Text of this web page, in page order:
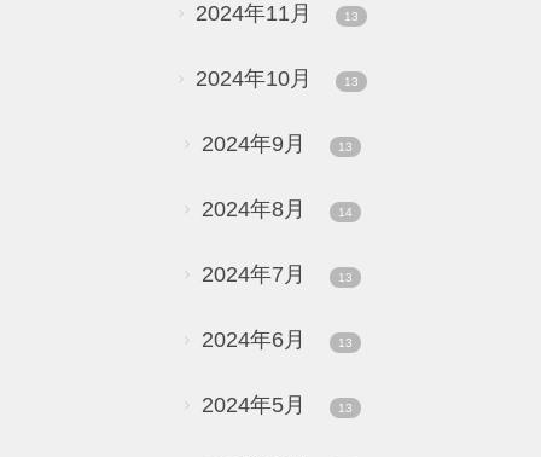
2024年11月 13
2024年10月 13
2024年9月 13
2024年8月 14
2024年7月 13
2024年6月 13
2024年5月 13